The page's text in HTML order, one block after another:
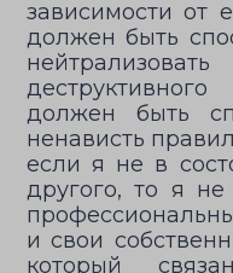
зависимости от
должен быть
должен быть
ненависть
если я не в
другого, то я
и свои
который